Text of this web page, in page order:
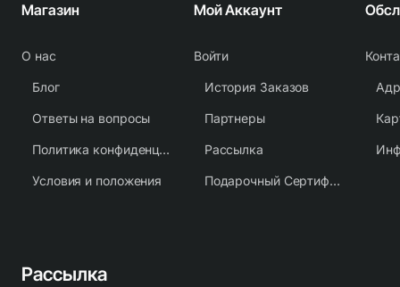
Магазин
О нас
Блог
Ответы на вопросы
Политика конфиденциальности
Условия и положения
Мой Аккаунт
Войти
История Заказов
Партнеры
Рассылка
Подарочный Сертификат
Рассылка